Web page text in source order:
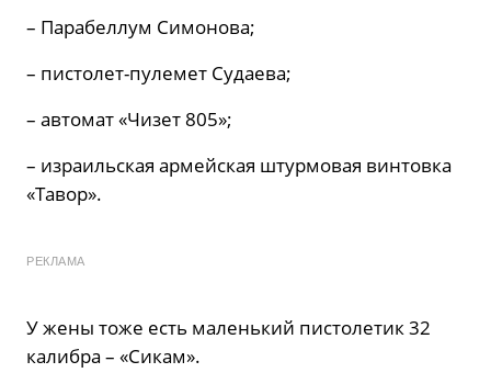
– Парабеллум Симонова;
– пистолет-пулемет Судаева;
– автомат «Чизет 805»;
– израильская армейская штурмовая винтовка
«Тавор».
РЕКЛАМА
У жены тоже есть маленький пистолетик 32
калибра – «Сикам».